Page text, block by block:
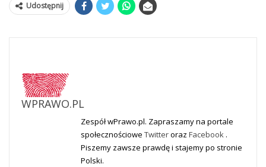
Udostępnij
WPRAWO.PL
Zespół wPrawo.pl. Zapraszamy na portale
społecznościowe Twitteroraz Facebook .
Piszemy zawsze prawdę i stajemy po stronie
Polski.